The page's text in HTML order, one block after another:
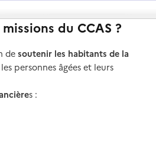
du CCAS ?
desoutenir les habitants de la
personnes âgées et leurs
s :